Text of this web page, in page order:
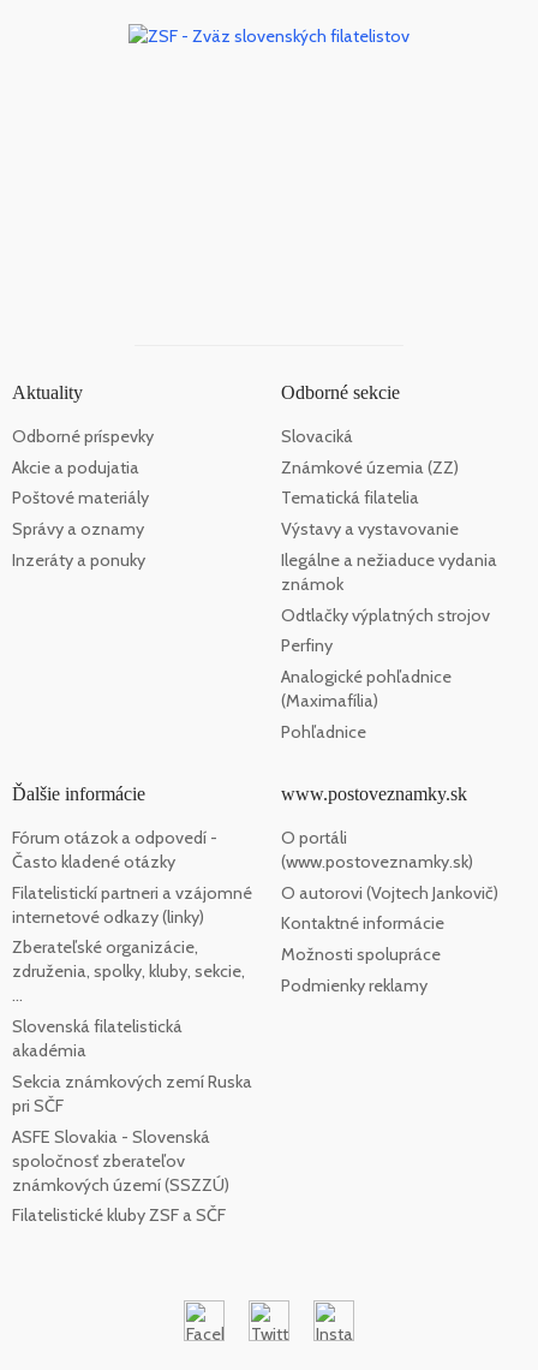
Aktuality
Odborné príspevky
Akcie a podujatia
Poštové materiály
Správy a oznamy
Inzeráty a ponuky
Odborné sekcie
Slovaciká
Známkové územia (ZZ)
Tematická filatelia
Výstavy a vystavovanie
Ilegálne a nežiaduce vydania
známok
Odtlačky výplatných strojov
Perfiny
Analogické pohľadnice
(Maximafília)
Pohľadnice
Ďalšie informácie
Fórum otázok a odpovedí -
Často kladené otázky
Filatelistickí partneri a vzájomné
internetové odkazy (linky)
Zberateľské organizácie,
združenia, spolky, kluby, sekcie,
...
Slovenská filatelistická
akadémia
Sekcia známkových zemí Ruska
pri SČF
ASFE Slovakia - Slovenská
spoločnosť zberateľov
známkových území (SSZZÚ)
Filatelistické kluby ZSF a SČF
www.postoveznamky.sk
O portáli
(www.postoveznamky.sk)
O autorovi (Vojtech Jankovič)
Kontaktné informácie
Možnosti spolupráce
Podmienky reklamy